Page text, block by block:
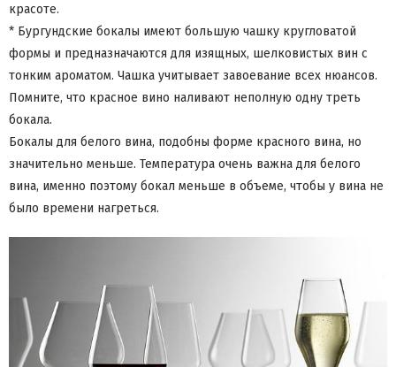
красоте.
* Бургундские бокалы имеют большую чашку кругловатой
формы и предназначаются для изящных, шелковистых вин с
тонким ароматом. Чашка учитывает завоевание всех нюансов.
Помните, что красное вино наливают неполную одну треть
бокала.
Бокалы для белого вина, подобны форме красного вина, но
значительно меньше. Температура очень важна для белого
вина, именно поэтому бокал меньше в объеме, чтобы у вина не
было времени нагреться.